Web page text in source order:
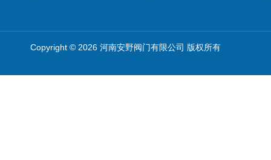
Copyright © 2026 河南安野阀门有限公司 版权所有